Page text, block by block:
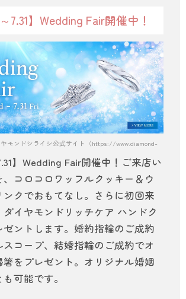
～7.31】Wedding Fair開催中！
モンドシライシ公式サイト（https://www.diamond-
7.31】Wedding Fair開催中！ご来店い
、コロコロワッフルクッキー＆ウ
ンクでおもてなし。さらに初回来
イヤモンドリッチケア ハンドク
ゼントします。婚約指輪のご成約
コープ、結婚指輪のご成約でオ
箸をプレゼント。オリジナル婚姻
可能です。